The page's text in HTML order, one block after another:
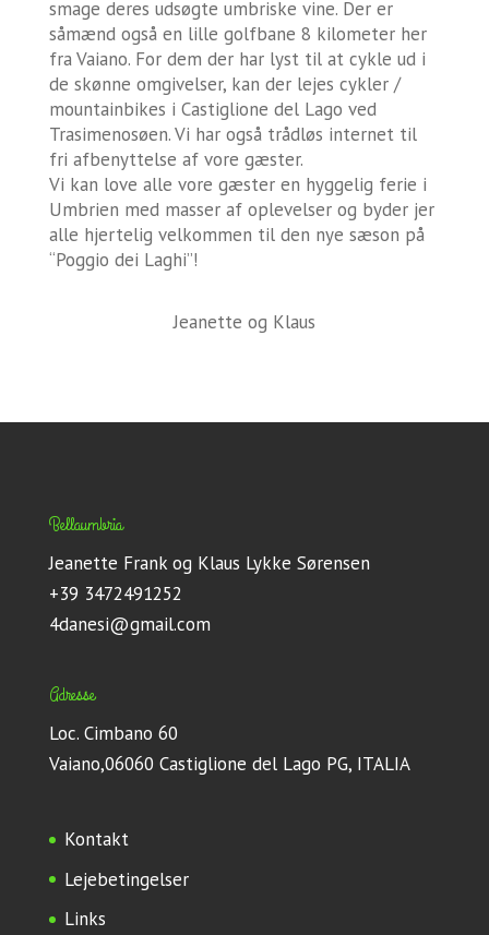
smage deres udsøgte umbriske vine. Der er
såmænd også en lille golfbane 8 kilometer her
fra Vaiano. For dem der har lyst til at cykle ud i
de skønne omgivelser, kan der lejes cykler /
mountainbikes i Castiglione del Lago ved
Trasimenosøen. Vi har også trådløs internet til
fri afbenyttelse af vore gæster.
Vi kan love alle vore gæster en hyggelig ferie i
Umbrien med masser af oplevelser og byder jer
alle hjertelig velkommen til den nye sæson på
“Poggio dei Laghi”!
Jeanette og Klaus
Bellaumbria
Jeanette Frank og Klaus Lykke Sørensen
+39 3472491252
4danesi@gmail.com
Adresse
Loc. Cimbano 60
Vaiano,06060 Castiglione del Lago PG, ITALIA
Kontakt
Lejebetingelser
Links